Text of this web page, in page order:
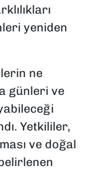
yeniden
ne
günleri ve
Yetkililer,
ve doğal